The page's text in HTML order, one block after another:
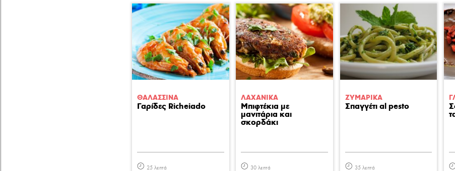
ΘΑΛΑΣΣΙΝA
Γαρίδες Richeiado
25 λεπτά
ΛΑΧΑΝΙΚA
Μπιφτέκια με
μανιτάρια και
σκορδάκι
30 λεπτά
ΖΥΜΑΡΙΚA
Σπαγγέτι al pesto
35 λεπτά